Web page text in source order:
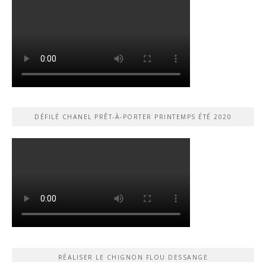
DÉFILÉ CHANEL PRÊT-À-PORTER PRINTEMPS ÉTÉ 2020
RÉALISER LE CHIGNON FLOU DESSANGE